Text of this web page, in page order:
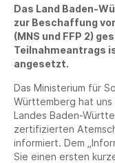
Das Land Baden-
zur Beschaffung
(MNS und FFP 2)
Teilnahmeantrags
angesetzt.
Das Ministerium für
Württemberg hat
Landes Baden-
zertifizierten
informiert. Dem
Sie einen ersten